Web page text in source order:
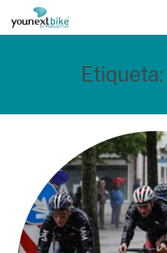
Sobre Younext Bike
Mejora del rendimiento
Tecnología exclusiva
Calidad Podoactiva
Contacto
Blog
Etiqueta: